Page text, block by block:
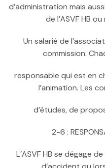
d’administration mais
de l’ASVF HB
Un salarié de
commission.
responsable qui est en
l’animation. Les
d’études, de
2-6 :
L’ASVF HB se dégage